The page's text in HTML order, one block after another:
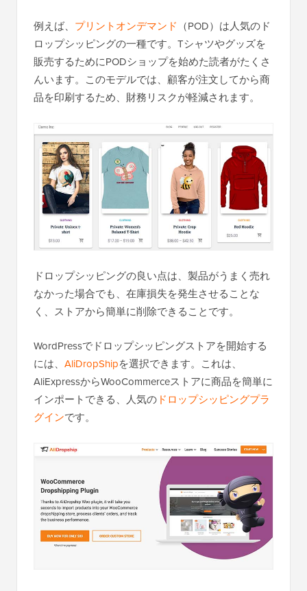
例えば、 プリントオンデマンド （POD）は人気のド
ロップシッピングの一種です。Tシャツやグッズを
販売するためにPODショップを始めた読者がたくさ
んいます。このモデルでは、顧客が注文してから商
品を印刷するため、財務リスクが軽減されます。
ドロップシッピングの良い点は、製品がうまく売れ
なかった場合でも、在庫損失を発生させることな
く、ストアから簡単に削除できることです。
WordPressでドロップシッピングストアを開始する
には、 AliDropShipを選択できます。これは、
AliExpressからWooCommerceストアに商品を簡単に
インポートできる、人気の ドロップシッピングプラ
グインです。